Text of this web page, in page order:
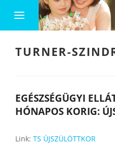
TURNER-
EGÉSZSÉGÜGYI
HÓNAPOS KORIG:
Link: TS ÚJSZÜLÖTTKOR